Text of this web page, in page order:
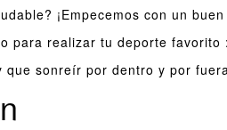
¡Empecemos con un
para realizar tu deporte favorito
que sonreír por dentro y por